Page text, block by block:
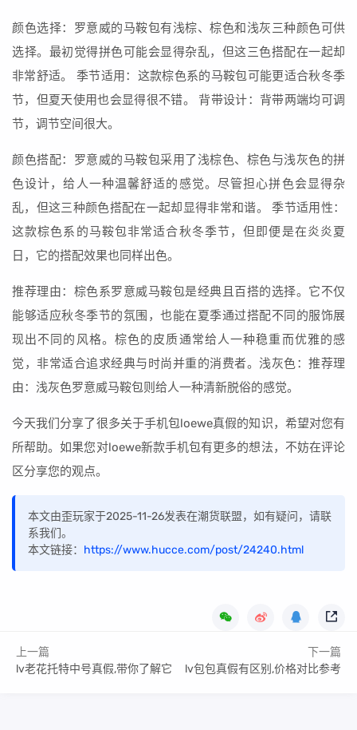
颜色选择：罗意威的马鞍包有浅棕、棕色和浅灰三种颜色可供
选择。最初觉得拼色可能会显得杂乱，但这三色搭配在一起却
非常舒适。 季节适用：这款棕色系的马鞍包可能更适合秋冬季
节，但夏天使用也会显得很不错。 背带设计：背带两端均可调
节，调节空间很大。
颜色搭配：罗意威的马鞍包采用了浅棕色、棕色与浅灰色的拼
色设计，给人一种温馨舒适的感觉。尽管担心拼色会显得杂
乱，但这三种颜色搭配在一起却显得非常和谐。 季节适用性：
这款棕色系的马鞍包非常适合秋冬季节，但即便是在炎炎夏
日，它的搭配效果也同样出色。
推荐理由：棕色系罗意威马鞍包是经典且百搭的选择。它不仅
能够适应秋冬季节的氛围，也能在夏季通过搭配不同的服饰展
现出不同的风格。棕色的皮质通常给人一种稳重而优雅的感
觉，非常适合追求经典与时尚并重的消费者。浅灰色：推荐理
由：浅灰色罗意威马鞍包则给人一种清新脱俗的感觉。
今天我们分享了很多关于手机包loewe真假的知识，希望对您有
所帮助。如果您对loewe新款手机包有更多的想法，不妨在评论
区分享您的观点。
本文由歪玩家于2025-11-26发表在潮货联盟，如有疑问，请联
系我们。
本文链接： https://www.hucce.com/post/24240.html
上一篇
lv老花托特中号真假,带你了解它
下一篇
lv包包真假有区别,价格对比参考